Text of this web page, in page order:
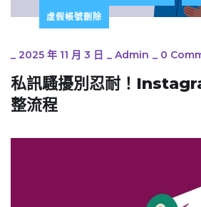
虛假帳號刪除
_ 2025 年 11 月 3 日 _ Admin _ 0
私訊騷擾別忍耐！
整流程